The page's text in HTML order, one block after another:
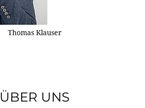
Thomas Klauser
ÜBER UNS